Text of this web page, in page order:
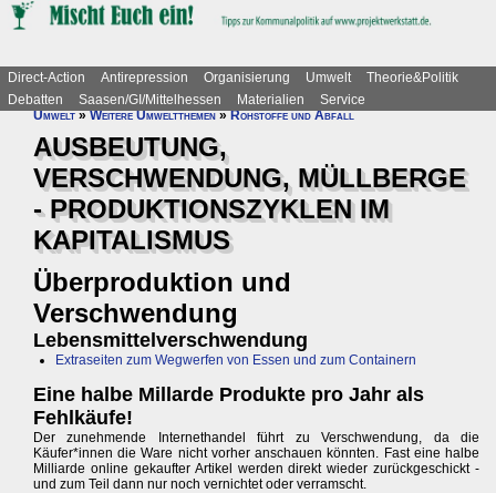
Direct-Action Antirepression Organisierung Umwelt
Theorie&Politik
Debatten
Saasen/GI/Mittelhessen Materialien
Service
Umwelt»Weitere Umweltthemen»Rohstoffe und Abfall
AUSBEUTUNG,
VERSCHWENDUNG, MÜLLBERGE
- PRODUKTIONSZYKLEN IM
KAPITALISMUS
Überproduktion und
Verschwendung
Lebensmittelverschwendung
Extraseiten zum Wegwerfen von Essen und zum Containern
Eine halbe Millarde Produkte pro Jahr als
Fehlkäufe!
Der zunehmende Internethandel führt zu Verschwendung, da die
Käufer*innen die Ware nicht vorher anschauen könnten. Fast eine halbe
Milliarde online gekaufter Artikel werden direkt wieder zurückgeschickt -
und zum Teil dann nur noch vernichtet oder verramscht.